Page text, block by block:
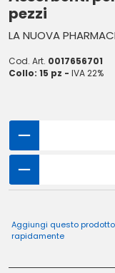
pezzi
LA NUOVA
Cod. Art. 0017656701
Collo: 15 pz - IVA 22%
Aggiungi questo
rapidamente